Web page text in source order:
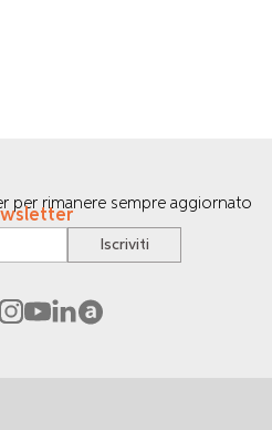
per rimanere sempre aggiornato
Iscriviti